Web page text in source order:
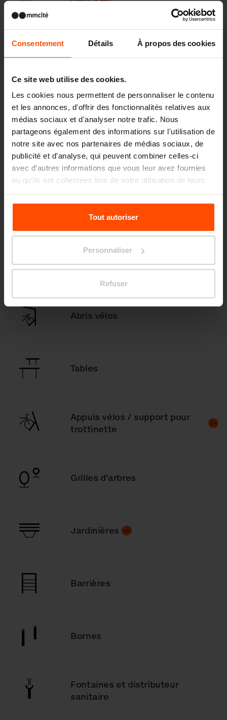
Consentement Détails À propos des cookies
Ce site web utilise des cookies.
Les cookies nous permettent de personnaliser le contenu
et les annonces, d'offrir des fonctionnalités relatives aux
médias sociaux et d'analyser notre trafic. Nous
partageons également des informations sur l'utilisation de
notre site avec nos partenaires de médias sociaux, de
publicité et d'analyse, qui peuvent combiner celles-ci
avec d'autres informations que vous leur avez fournies
ou qu'ils ont collectées lors de votre utilisation de leurs
Pour plus d'informations, veuillez consulter le
sitePrinciples Relating to the Processing Personal
Tout autoriser
Personnaliser
Refuser
Abribus
Cendriers
Abris pour fumeurs
Abris vélos
Tables
Appuis vélos / support pour
trottinette
Grilles d'arbres
Jardinières
Barrières
Bornes
Fontaines et distributeur
sanitaire